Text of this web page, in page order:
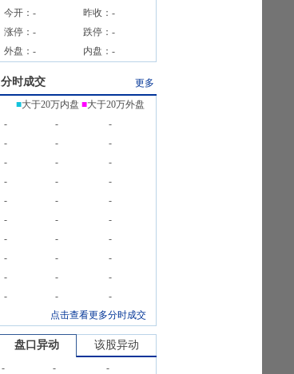
今开： - 昨收： -
涨停： - 跌停： -
外盘： - 内盘： -
分时成交
更多
■大于20万内盘 ■大于20万外盘
-
-
-
-
-
-
-
-
-
-
-
-
-
-
-
-
-
-
-
-
-
-
-
-
-
-
-
-
-
-
点击查看更多分时成交
盘口异动 该股异动
- -
-